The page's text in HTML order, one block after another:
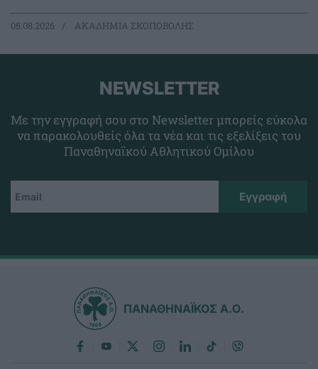
05.08.2026 ΑΚΑΔΗΜΙΑ ΣΚΟΠΟΒΟΛΗΣ
NEWSLETTER
Με την εγγραφή σου στο Newsletter μπορείς εύκολα
να παρακολουθείς όλα τα νέα και τις εξελίξεις του
Παναθηναϊκού Αθλητικού Ομίλου
ΠΑΝΑΘΗΝΑΪΚΟΣ Α.Ο.